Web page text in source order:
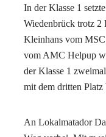
In der Klasse 1
Wiedenbrück trotz 2
Kleinhans vom
vom AMC Helpup
der Klasse 1
mit dem dritten Platz
An Lokalmatador